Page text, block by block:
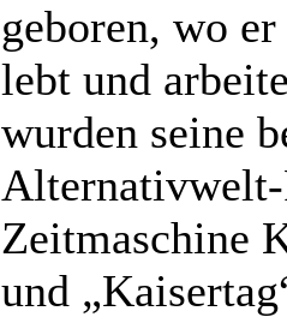
geboren, wo
lebt und
wurden seine
Zeitmaschine
und